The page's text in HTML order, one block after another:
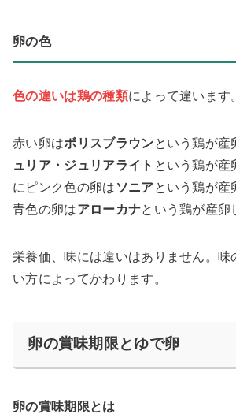
卵の色
色の違いは鶏の種類によって違います
赤い卵はボリスブラウンという鶏が産
ュリア・ジュリアライト という鶏が産
にピンク色の卵は ソニアという鶏が産
青色の卵はアローカナという鶏が産卵
栄養価、味には違いはありません。味
い方によってかわります。
卵の賞味期限とゆで卵
卵の賞味期限とは